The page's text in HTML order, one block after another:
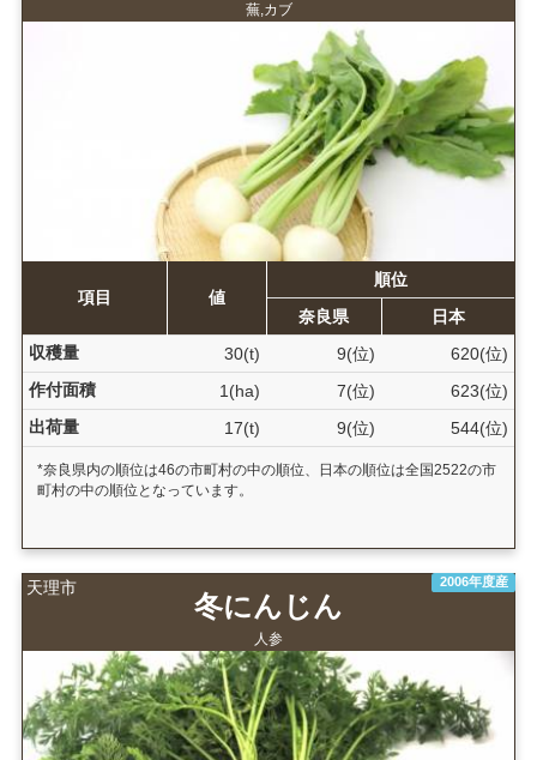
蕪,カブ
項目 値
順位
奈良県
日本
収穫量
30(t) 9(位)
620(位)
作付面積
1(ha) 7(位)
623(位)
出荷量
17(t) 9(位) 544(位)
*奈良県内の順位は46の市町村の中の順位、日本の順位は全国2522の市
町村の中の順位となっています。
天理市 2006年度産
冬にんじん
人参